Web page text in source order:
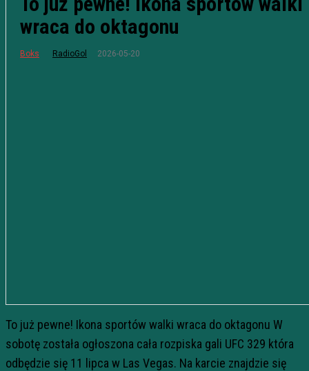
wraca do oktagonu
Boks RadioGol 2026-05-20
To już pewne! Ikona sportów walki wraca do oktagonu W
sobotę została ogłoszona cała rozpiska gali UFC 329 która
odbędzie się 11 lipca w Las Vegas. Na karcie znajdzie się